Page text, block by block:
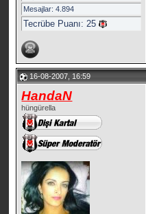
Mesajlar: 4.894
Tecrübe Puanı:25
16-08-2007, 16:59
HandaN
hüngürella